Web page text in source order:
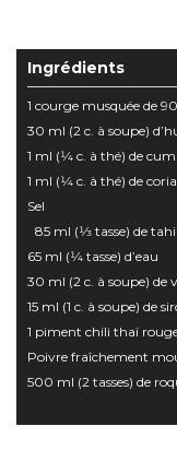
Ingrédients
1 courge musquée de
30 ml (2 c. à soupe)
1 ml (1⁄4 c. à thé) de
1 ml (1⁄4 c. à thé) de
Sel
85 ml (1⁄3 tasse) de
65 ml (1⁄4 tasse) d’eau
30 ml (2 c. à soupe) de
15 ml (1 c. à soupe) de
1 piment chili thaï
Poivre fraîchement
500 ml (2 tasses) de